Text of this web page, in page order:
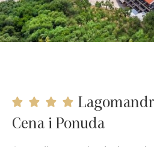
Cena i Ponuda